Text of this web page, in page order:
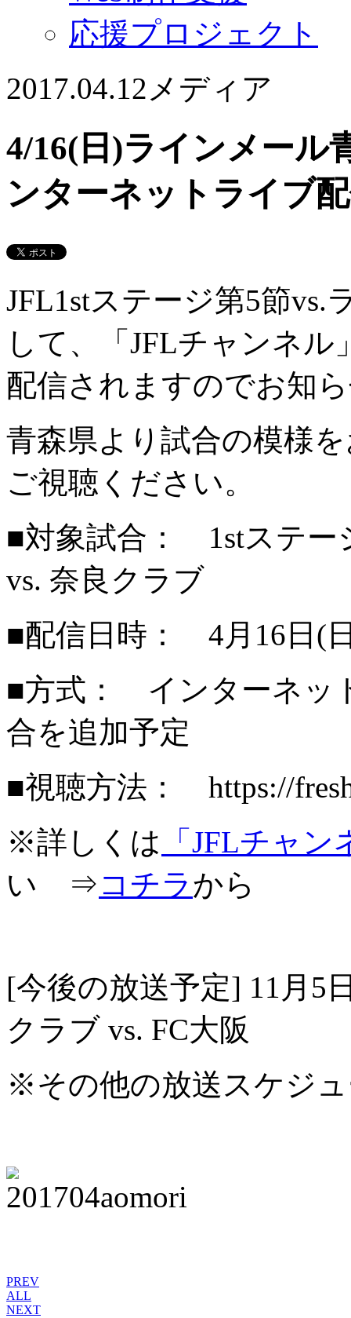
応援プロジェクト
2017.04.12 メディア
4/16(日)ラインメール
ンターネットライブ
JFL1stステージ第5節vs.
して、「JFLチャンネ
配信されますのでお知
青森県より試合の模様
ご視聴ください。
■対象試合： 1stステー
vs. 奈良クラブ
■配信日時： 4月16日(
■方式： インターネ
合を追加予定
■視聴方法： https://
※詳しくは 「JFLチャ
い ⇒コチラから
[今後の放送予定] 11月5
クラブ vs. FC大阪
※その他の放送スケジ
PREV
ALL
NEXT